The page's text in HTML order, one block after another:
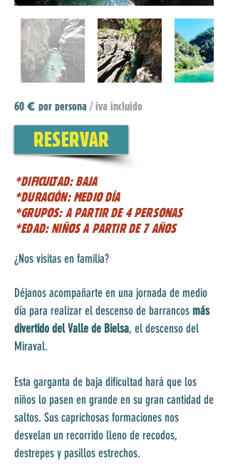
60 € por persona / iva incluido
RESERVAR
*DIFICULTAD: BAJA
*DURACIÓN: MEDIO DÍA
*GRUPOS: A PARTIR DE 4 PERSONAS
*EDAD: NIÑOS A PARTIR DE 7 AÑOS
¿Nos visitas en familia?
Déjanos acompañarte en una jornada de medio
día para realizar el descenso de barrancos más
divertido del Valle de Bielsa, el descenso del
Miraval.
Esta garganta de baja dificultad hará que los
niños lo pasen en grande en su gran cantidad de
saltos. Sus caprichosas formaciones nos
desvelan un recorrido lleno de recodos,
destrepes y pasillos estrechos.